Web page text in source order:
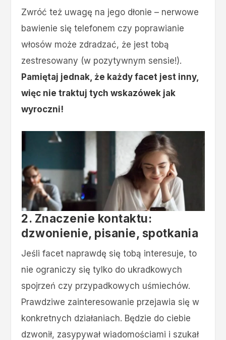
Zwróć też uwagę na jego dłonie – nerwowe
bawienie się telefonem czy poprawianie
włosów może zdradzać, że jest tobą
zestresowany (w pozytywnym sensie!).
Pamiętaj jednak, że każdy facet jest inny,
więc nie traktuj tych wskazówek jak
wyroczni!
2. Znaczenie kontaktu:
dzwonienie, pisanie, spotkania
Jeśli facet naprawdę się tobą interesuje, to
nie ograniczy się tylko do ukradkowych
spojrzeń czy przypadkowych uśmiechów.
Prawdziwe zainteresowanie przejawia się w
konkretnych działaniach. Będzie do ciebie
dzwonił, zasypywał wiadomościami i szukał